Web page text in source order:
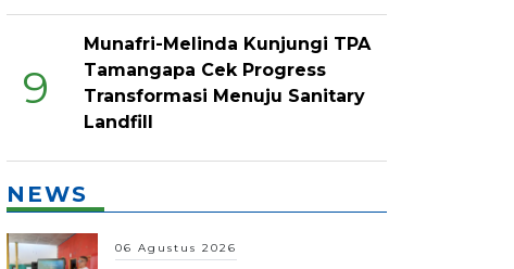
9
Munafri-Melinda Kunjungi TPA
Tamangapa Cek Progress
Transformasi Menuju Sanitary
Landfill
NEWS
06 Agustus 2026